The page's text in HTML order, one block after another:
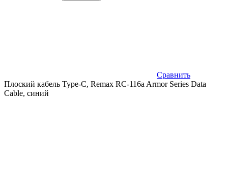
Сравнить
Плоский кабель Type-C, Remax RC-116a Armor Series Data
Cable, синий